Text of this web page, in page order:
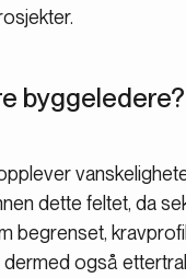
dette feltet, da
begrenset,
også